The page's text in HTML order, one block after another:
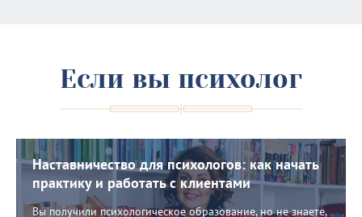
Если вы психолог
Наставничество для психологов: как начать
практику и работать с клиентами
Вы получили психологическое образование, но не знаете,